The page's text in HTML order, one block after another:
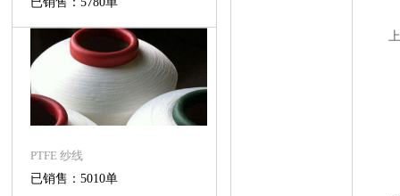
PTFE 纱线
已销售：5010单